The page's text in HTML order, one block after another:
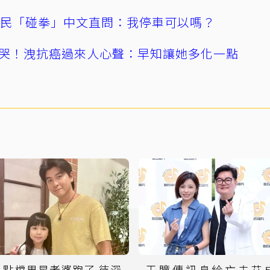
「碰拳」中文直問：我停車可以嗎？
！洩抗癌過來人心聲：早知讓她多化一點